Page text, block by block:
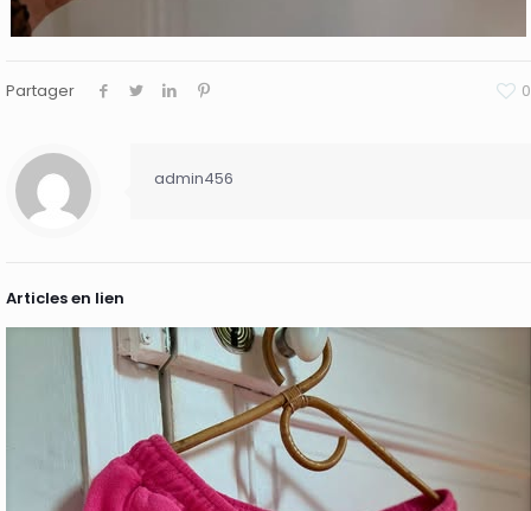
Partager 0
admin456
Articles en lien